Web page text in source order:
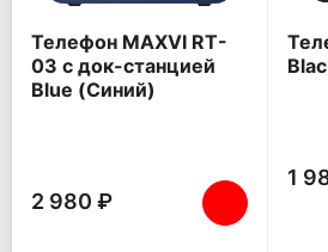
Телефон MAXVI RT-
03 с док-станцией
Blue (Синий)
2 980 ₽
1